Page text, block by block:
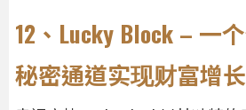
12、Lucky Block – 一
秘密通道实现财富增长